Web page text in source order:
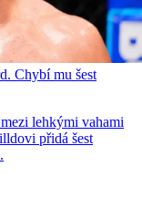
Chybí mu šest
lehkými vahami
přidá šest